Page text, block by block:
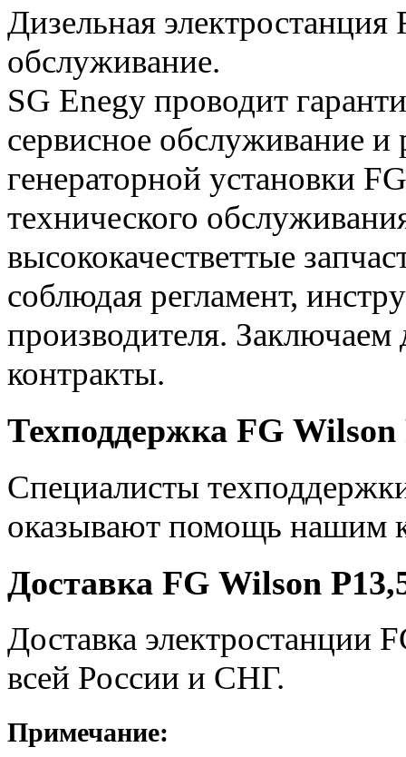
Дизельная
обслуживание.
SG Enegy проводит
сервисное обслуживание
генераторной установки
технического
высококачестветтые
соблюдая регламент,
производителя.
контракты.
Техподдержка FG Wilson
Специалисты
оказывают помощь нашим
Доставка FG Wilson
Доставка электростанции
всей России и СНГ.
Примечание: